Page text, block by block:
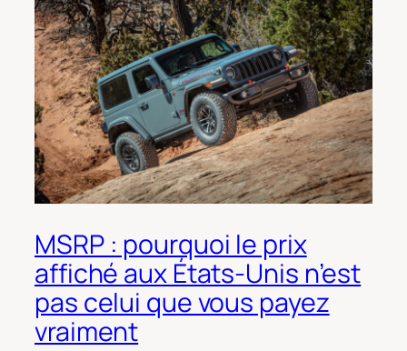
MSRP : pourquoi le prix
affiché aux États-Unis n’est
pas celui que vous payez
vraiment